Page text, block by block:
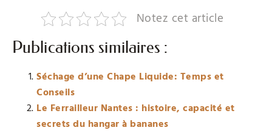
Notez cet article
Publications similaires :
Séchage d’une Chape Liquide: Temps et
Conseils
Le Ferrailleur Nantes : histoire, capacité et
secrets du hangar à bananes